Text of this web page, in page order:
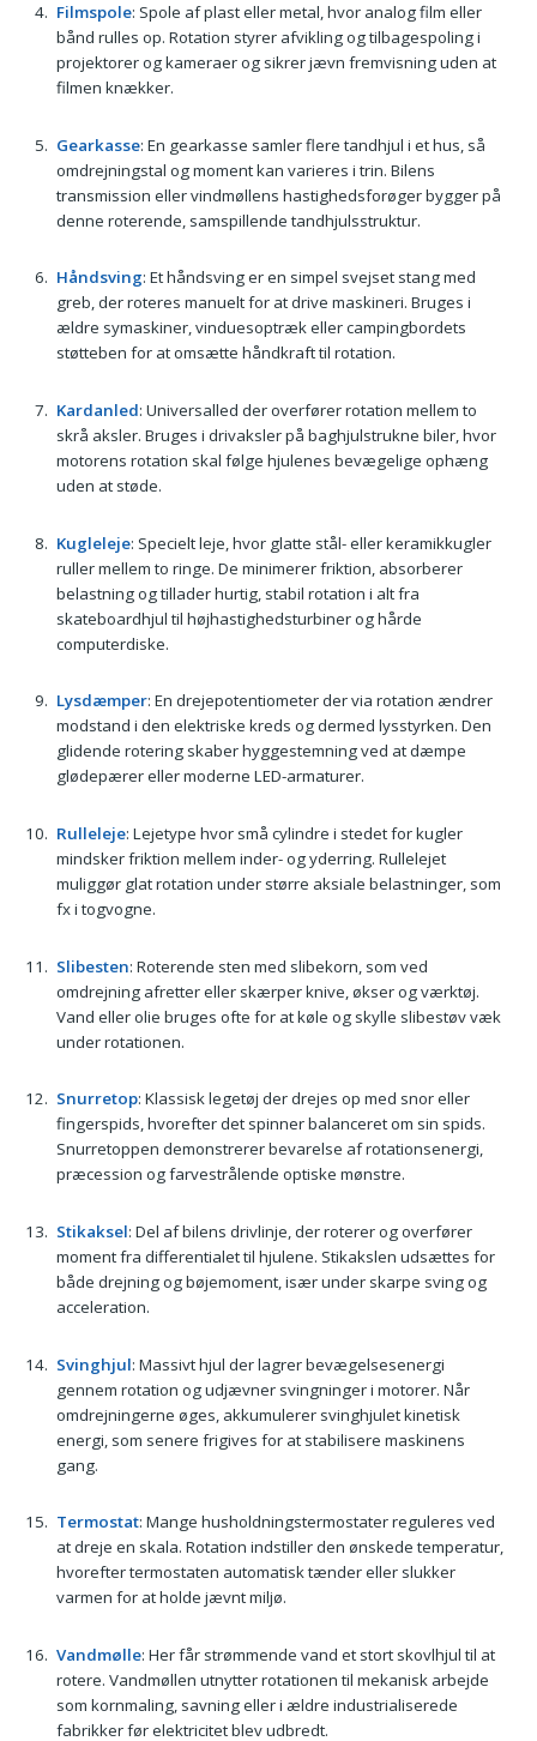
Filmspole: Spole af plast eller metal, hvor analog film eller
bånd rulles op. Rotation styrer afvikling og tilbagespoling i
projektorer og kameraer og sikrer jævn fremvisning uden at
filmen knækker.
Gearkasse: En gearkasse samler flere tandhjul i et hus, så
omdrejningstal og moment kan varieres i trin. Bilens
transmission eller vindmøllens hastighedsforøger bygger på
denne roterende, samspillende tandhjulsstruktur.
Håndsving: Et håndsving er en simpel svejset stang med
greb, der roteres manuelt for at drive maskineri. Bruges i
ældre symaskiner, vinduesoptræk eller campingbordets
støtteben for at omsætte håndkraft til rotation.
Kardanled: Universalled der overfører rotation mellem to
skrå aksler. Bruges i drivaksler på baghjulstrukne biler, hvor
motorens rotation skal følge hjulenes bevægelige ophæng
uden at støde.
Kugleleje: Specielt leje, hvor glatte stål- eller keramikkugler
ruller mellem to ringe. De minimerer friktion, absorberer
belastning og tillader hurtig, stabil rotation i alt fra
skateboardhjul til højhastighedsturbiner og hårde
computerdiske.
Lysdæmper: En drejepotentiometer der via rotation ændrer
modstand i den elektriske kreds og dermed lysstyrken. Den
glidende rotering skaber hyggestemning ved at dæmpe
glødepærer eller moderne LED-armaturer.
Rulleleje: Lejetype hvor små cylindre i stedet for kugler
mindsker friktion mellem inder- og yderring. Rullelejet
muliggør glat rotation under større aksiale belastninger, som
fx i togvogne.
Slibesten: Roterende sten med slibekorn, som ved
omdrejning afretter eller skærper knive, økser og værktøj.
Vand eller olie bruges ofte for at køle og skylle slibestøv væk
under rotationen.
Snurretop: Klassisk legetøj der drejes op med snor eller
fingerspids, hvorefter det spinner balanceret om sin spids.
Snurretoppen demonstrerer bevarelse af rotationsenergi,
præcession og farvestrålende optiske mønstre.
Stikaksel: Del af bilens drivlinje, der roterer og overfører
moment fra differentialet til hjulene. Stikakslen udsættes for
både drejning og bøjemoment, især under skarpe sving og
acceleration.
Svinghjul: Massivt hjul der lagrer bevægelsesenergi
gennem rotation og udjævner svingninger i motorer. Når
omdrejningerne øges, akkumulerer svinghjulet kinetisk
energi, som senere frigives for at stabilisere maskinens
gang.
Termostat: Mange husholdningstermostater reguleres ved
at dreje en skala. Rotation indstiller den ønskede temperatur,
hvorefter termostaten automatisk tænder eller slukker
varmen for at holde jævnt miljø.
Vandmølle: Her får strømmende vand et stort skovlhjul til at
rotere. Vandmøllen utnytter rotationen til mekanisk arbejde
som kornmaling, savning eller i ældre industrialiserede
fabrikker før elektricitet blev udbredt.